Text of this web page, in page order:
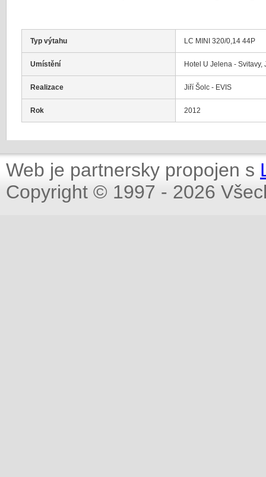
Typ výtahu LC MINI 320/0,14 44P
Umístění Hotel U Jelena - Svitavy,
Realizace Jiří Šolc - EVIS
Rok 2012
Web je partnersky propojen s
Copyright © 1997 - 2026